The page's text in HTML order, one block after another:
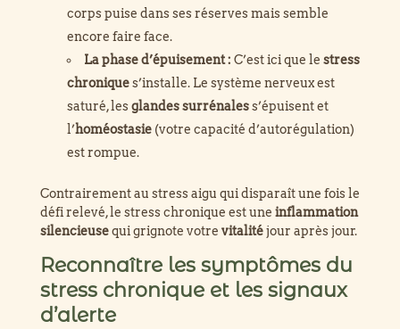
corps puise dans ses réserves mais semble
encore faire face.
La phase d’épuisement : C’est ici que le stress
chroniques’installe. Le système nerveux est
saturé, lesglandes surrénaless’épuisent et
l’homéostasie(votre capacité d’autorégulation)
est rompue.
Contrairement au stress aigu qui disparaît une fois le
défi relevé, le stress chronique est une inflammation
silencieusequi grignote votre vitalitéjour après jour.
Reconnaître les symptômes du
stress chronique et les signaux
d’alerte